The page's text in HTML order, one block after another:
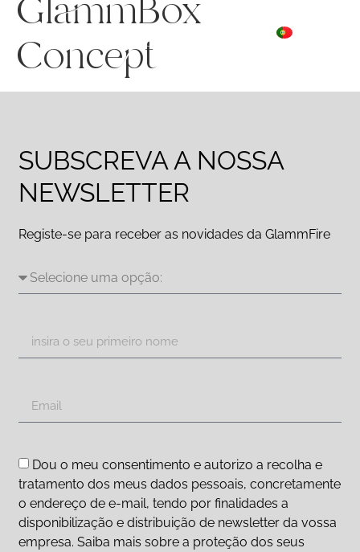
GlammBox
Concept
SUBSCREVA A NOSSA
NEWSLETTER
Registe-se para receber as novidades da GlammFire
Dou o meu consentimento e autorizo a recolha e
tratamento dos meus dados pessoais, concretamente
o endereço de e-mail, tendo por finalidades a
disponibilização e distribuição de newsletter da vossa
empresa. Saiba mais sobre a proteção dos seus